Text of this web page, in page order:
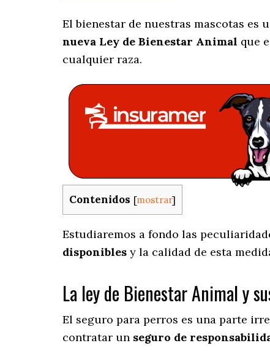
El bienestar de nuestras mascotas es
nueva Ley de Bienestar Animal que
cualquier raza.
Contenidos [mostrar]
Estudiaremos a fondo las
disponibles y la calidad de esta
La ley de Bienestar Animal y
El seguro para perros es una parte
contratar un seguro de